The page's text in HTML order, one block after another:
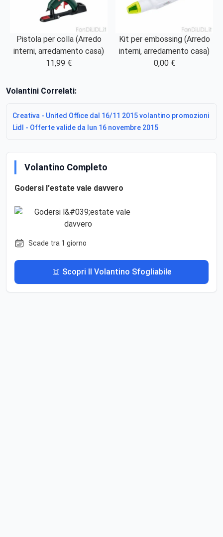
Pistola per colla (Arredo
interni, arredamento casa)
11,99 €
Kit per embossing (Arredo
interni, arredamento casa)
0,00 €
Volantini Correlati:
Creativa - United Office dal 16/11 2015 volantino promozioni
Lidl - Offerte valide da lun 16 novembre 2015
Volantino Completo
Godersi l'estate vale davvero
Scade tra 1 giorno
📖 Scopri Il Volantino Sfogliabile